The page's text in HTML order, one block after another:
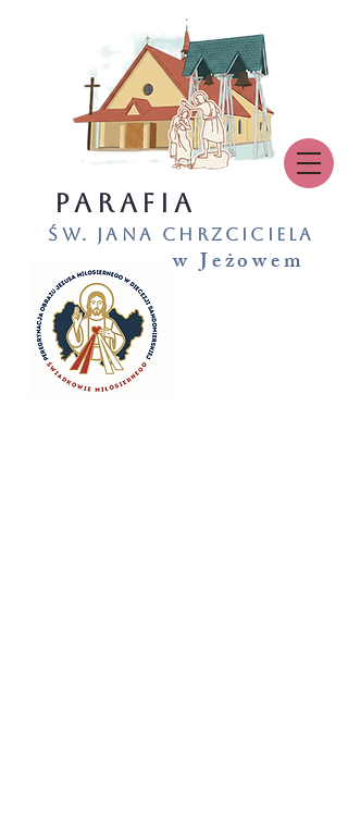
PARAFIA
św. Jana Chrzciciela
w Jeżowem